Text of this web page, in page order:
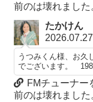
前のは壊れました
たかけん
うつみくん様、お久
でございます。
FMチューナー
前のは壊れました